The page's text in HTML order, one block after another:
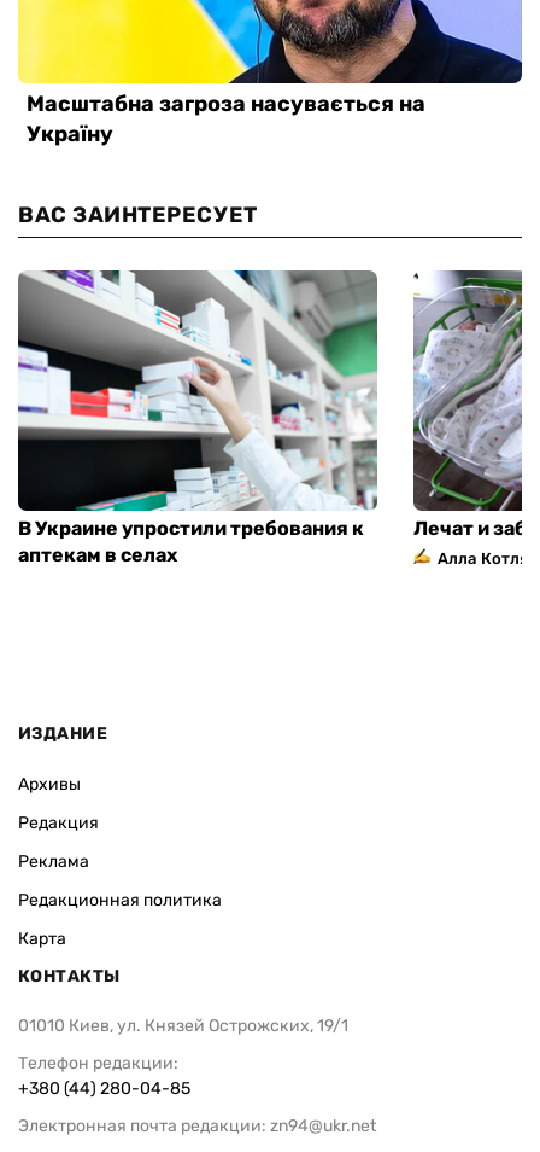
ВАС ЗАИНТЕРЕСУЕТ
В Украине упростили требования к
аптекам в селах
Лечат и
Алла Котляр
ИЗДАНИЕ
Архивы
Редакция
Реклама
Редакционная политика
Карта
КОНТАКТЫ
01010 Киев, ул. Князей Острожских, 19/1
Телефон редакции:
+380 (44) 280-04-85
Электронная почта редакции: zn94@ukr.net